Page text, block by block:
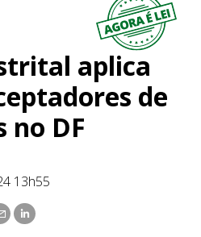
aplica
aplica
de
no DF
13h55